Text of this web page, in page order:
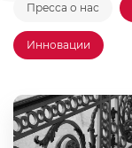
Пресса о нас
Инновации